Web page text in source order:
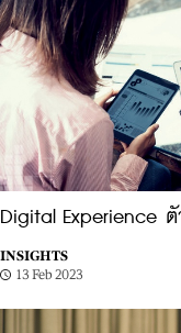
Digital Experience
INSIGHTS
13 Feb 2023